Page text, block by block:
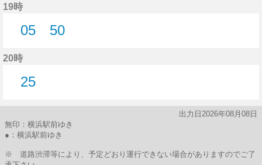
19時
05
50
20時
25
出力日2026年08月08日
無印：横浜駅前ゆき
●：横浜駅前ゆき
※ 道路渋滞等により、予定どおり運行できない場合がありますのでご了